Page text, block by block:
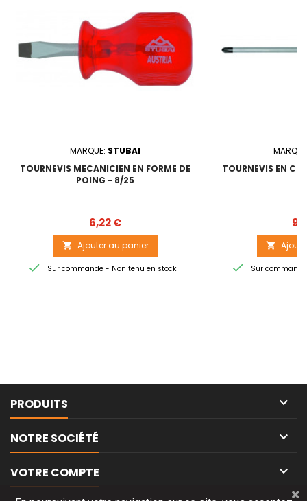
MARQUE: STUBAI
TOURNEVIS MECANICIEN EN FORME DE
POING - 8/25
Prix
6,22 €
 Ajouter au panier
 Sur commande - Non tenu en stock
TOURNEVIS EN

 Sur
PRODUITS 
NOTRE SOCIÉTÉ 
VOTRE COMPTE 